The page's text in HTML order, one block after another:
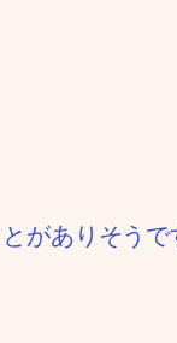
がありそうで